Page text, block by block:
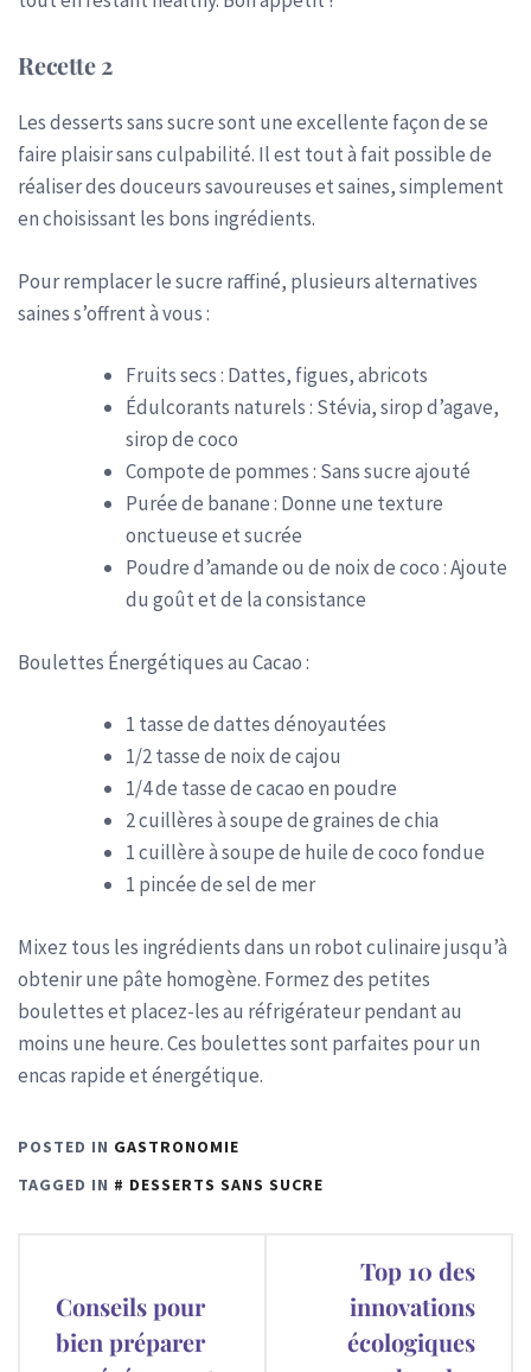
Recette 2
Les desserts sans sucre sont une excellente façon de se
faire plaisir sans culpabilité. Il est tout à fait possible de
réaliser des douceurs savoureuses et saines, simplement
en choisissant les bons ingrédients.
Pour remplacer le sucre raffiné, plusieurs alternatives
saines s’offrent à vous :
Fruits secs : Dattes, figues, abricots
Édulcorants naturels : Stévia, sirop d’agave,
sirop de coco
Compote de pommes : Sans sucre ajouté
Purée de banane : Donne une texture
onctueuse et sucrée
Poudre d’amande ou de noix de coco : Ajoute
du goût et de la consistance
Boulettes Énergétiques au Cacao :
1 tasse de dattes dénoyautées
1/2 tasse de noix de cajou
1/4 de tasse de cacao en poudre
2 cuillères à soupe de graines de chia
1 cuillère à soupe de huile de coco fondue
1 pincée de sel de mer
Mixez tous les ingrédients dans un robot culinaire jusqu’à
obtenir une pâte homogène. Formez des petites
boulettes et placez-les au réfrigérateur pendant au
moins une heure. Ces boulettes sont parfaites pour un
encas rapide et énergétique.
POSTED IN GASTRONOMIE
TAGGED IN
DESSERTS SANS SUCRE
l’article
Conseils pour
bien préparer
Top 10 des
innovations
écologiques